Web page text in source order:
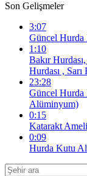
Son Gelişmeler
3:07
Güncel Hurda
1:10
Bakır
Hurdası , Sarı
23:28
Güncel Hurda
Alüminyum)
0:15
Katarakt
0:09
Hurda Kutu